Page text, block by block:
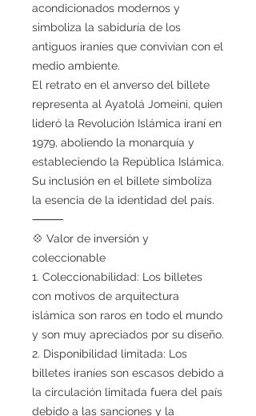
acondicionados modernos y
simboliza la sabiduría de los
antiguos iraníes que convivían con el
medio ambiente.
El retrato en el anverso del billete
representa al Ayatolá Jomeini, quien
lideró la Revolución Islámica iraní en
1979, aboliendo la monarquía y
estableciendo la República Islámica.
Su inclusión en el billete simboliza
la esencia de la identidad del país.
⸻
💠 Valor de inversión y
coleccionable
1. Coleccionabilidad: Los billetes
con motivos de arquitectura
islámica son raros en todo el mundo
y son muy apreciados por su diseño.
2. Disponibilidad limitada: Los
billetes iraníes son escasos debido a
la circulación limitada fuera del país
debido a las sanciones y la